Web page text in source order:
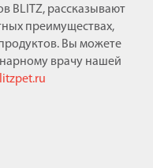
BLITZ, рассказывают
преимуществах,
Вы можете
врачу нашей